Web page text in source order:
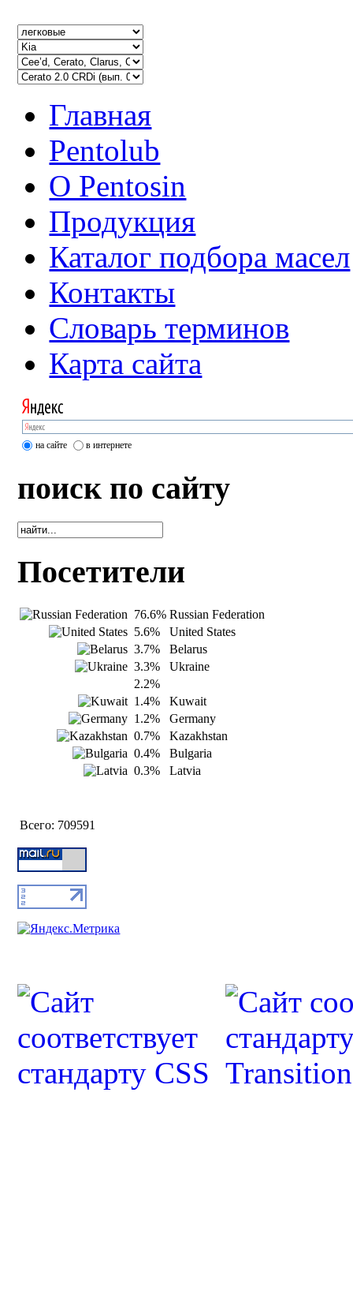
Главная
Pentolub
О Pentosin
Продукция
Каталог подбора масел
Контакты
Словарь терминов
Карта сайта
на сайте в интернете
поиск по сайту
Посетители
76.6% Russian Federation
5.6%
United States
3.7%
Belarus
3.3%
Ukraine
2.2%
1.4%
Kuwait
1.2%
Germany
0.7%
Kazakhstan
0.4%
Bulgaria
0.3%
Latvia
Всего: 709591